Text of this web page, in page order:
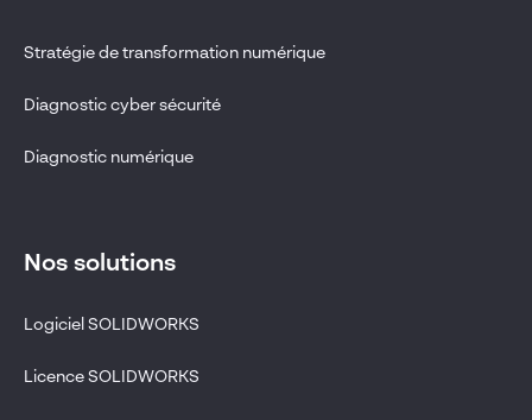
Stratégie de transformation numérique
Diagnostic cyber sécurité
Diagnostic numérique
Nos solutions
Logiciel SOLIDWORKS
Licence SOLIDWORKS